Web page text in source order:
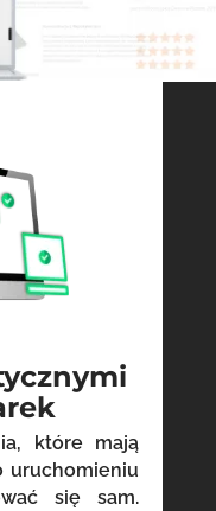
które mają
uruchomieniu
się sam.